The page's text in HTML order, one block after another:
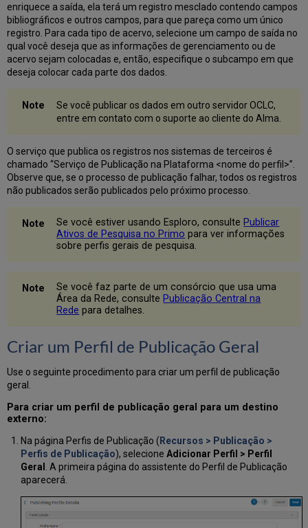
enriquece a saída, ela terá um registro mesclado contendo campos
bibliográficos e outros campos, para que pareça como um único
registro. Para cada tipo de acervo, selecione um campo de saída no
qual você deseja que as informações de gerenciamento ou de
acervo sejam colocadas e, então, especifique o subcampo em que
deseja colocar cada parte dos dados.
Se você publicar os dados em outro servidor OCLC,
entre em contato com o suporte ao cliente do Alma.
O serviço que publica os registros nos sistemas de terceiros é
chamado “Serviço de Publicação na Plataforma <nome do perfil>”.
Observe que, se o processo de publicação falhar, todos os registros
não publicados serão publicados pelo próximo processo.
Se você estiver usando Esploro, consulte Publicar
Ativos de Pesquisa no Primo para ver informações
sobre perfis gerais de pesquisa.
Se você faz parte de um consórcio que usa uma
Área da Rede, consultePublicação Central na
Rede para detalhes.
Criar um Perfil de Publicação Geral
Use o seguinte procedimento para criar um perfil de publicação
geral.
Para criar um perfil de publicação geral para um destino
externo:
Na página Perfis de Publicação ( Recursos > Publicação >
Perfis de Publicação), selecione Adicionar Perfil > Perfil
Geral . A primeira página do assistente do Perfil de Publicação
aparecerá.